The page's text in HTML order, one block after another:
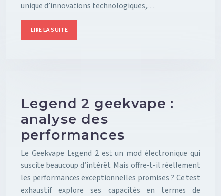
unique d’innovations technologiques,…
LIRE LA SUITE
Legend 2 geekvape :
analyse des
performances
Le Geekvape Legend 2 est un mod électronique qui
suscite beaucoup d’intérêt. Mais offre-t-il réellement
les performances exceptionnelles promises ? Ce test
exhaustif explore ses capacités en termes de